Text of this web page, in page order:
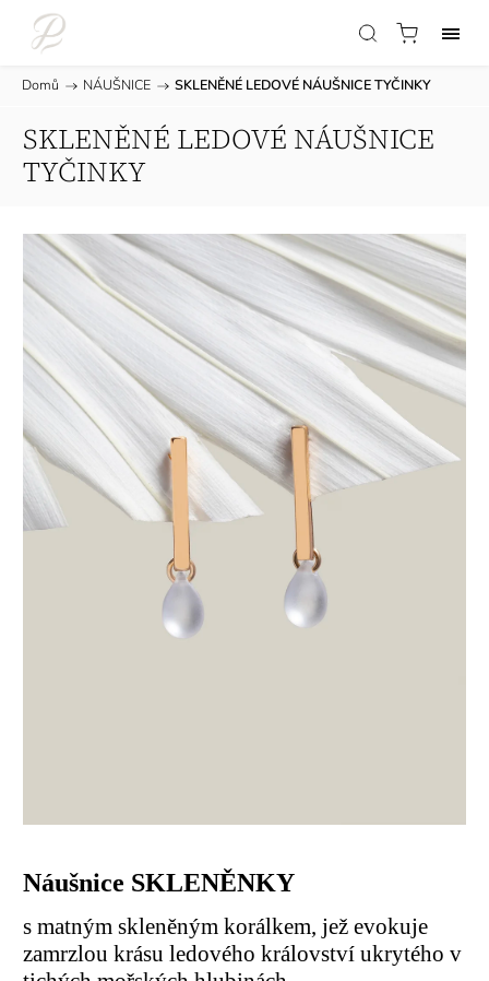
Domů / NÁUŠNICE / SKLENĚNÉ LEDOVÉ NÁUŠNICE TYČINKY
SKLENĚNÉ LEDOVÉ NÁUŠNICE
TYČINKY
Náušnice SKLENĚNKY
s matným skleněným korálkem, jež evokuje
zamrzlou krásu ledového království ukrytého v